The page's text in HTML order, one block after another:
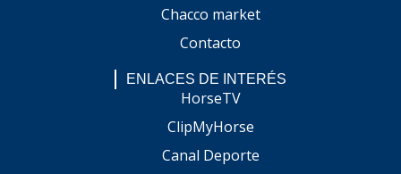
Chacco market
Contacto
ENLACES DE INTERÉS
HorseTV
ClipMyHorse
Canal Deporte